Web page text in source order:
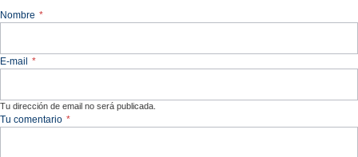
Nombre *
E-mail *
Tu dirección de email no será publicada.
Tu comentario *